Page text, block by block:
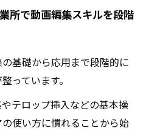
所で動画編集スキルを段階
基礎から応用まで段階的に
っています。
テロップ挿入などの基本操
使い方に慣れることから始